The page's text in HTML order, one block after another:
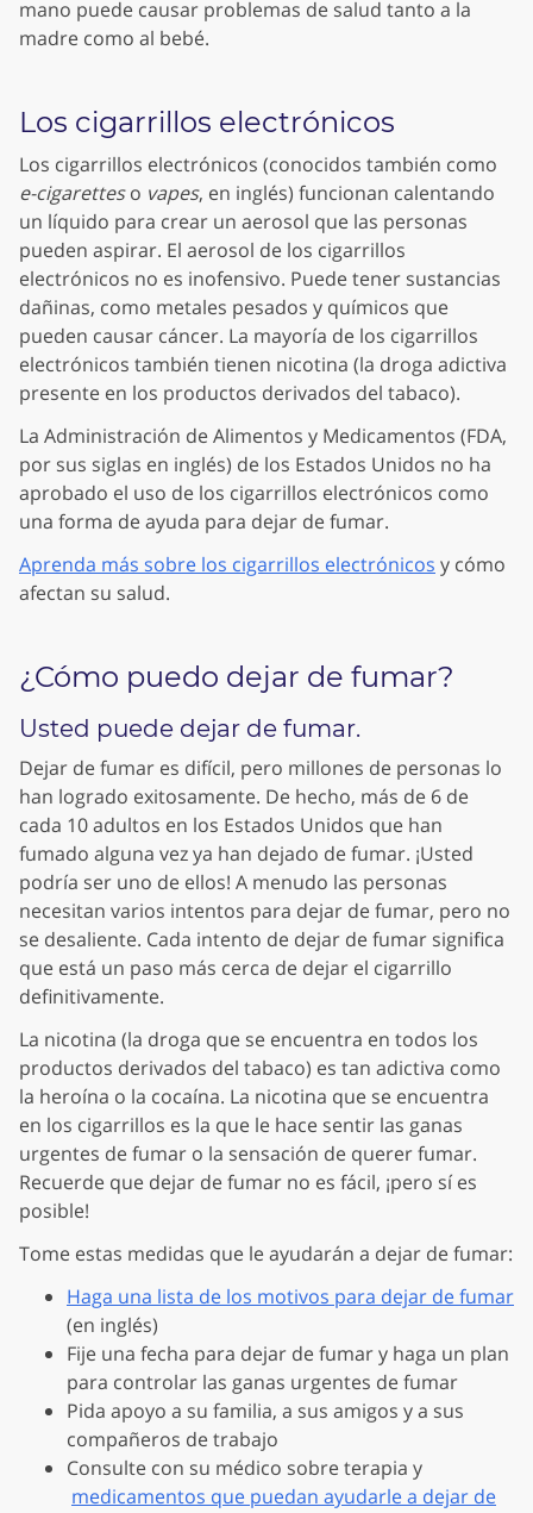
mano puede causar problemas de salud tanto a la
madre como al bebé.
Los cigarrillos electrónicos
Los cigarrillos electrónicos (conocidos también como
e-cigaretteso vapes, en inglés) funcionan calentando
un líquido para crear un aerosol que las personas
pueden aspirar. El aerosol de los cigarrillos
electrónicos no es inofensivo. Puede tener sustancias
dañinas, como metales pesados y químicos que
pueden causar cáncer. La mayoría de los cigarrillos
electrónicos también tienen nicotina (la droga adictiva
presente en los productos derivados del tabaco).
La Administración de Alimentos y Medicamentos (FDA,
por sus siglas en inglés) de los Estados Unidos no ha
aprobado el uso de los cigarrillos electrónicos como
una forma de ayuda para dejar de fumar.
Aprenda más sobre los cigarrillos electrónicos y cómo
afectan su salud.
¿Cómo puedo dejar de fumar?
Usted puede dejar de fumar.
Dejar de fumar es difícil, pero millones de personas lo
han logrado exitosamente. De hecho, más de 6 de
cada 10 adultos en los Estados Unidos que han
fumado alguna vez ya han dejado de fumar. ¡Usted
podría ser uno de ellos! A menudo las personas
necesitan varios intentos para dejar de fumar, pero no
se desaliente. Cada intento de dejar de fumar significa
que está un paso más cerca de dejar el cigarrillo
definitivamente.
La nicotina (la droga que se encuentra en todos los
productos derivados del tabaco) es tan adictiva como
la heroína o la cocaína. La nicotina que se encuentra
en los cigarrillos es la que le hace sentir las ganas
urgentes de fumar o la sensación de querer fumar.
Recuerde que dejar de fumar no es fácil, ¡pero sí es
posible!
Tome estas medidas que le ayudarán a dejar de fumar:
Haga una lista de los motivos para dejar de fumar
(en inglés)
Fije una fecha para dejar de fumar y haga un plan
para controlar las ganas urgentes de fumar
Pida apoyo a su familia, a sus amigos y a sus
compañeros de trabajo
Consulte con su médico sobre terapia y
medicamentos que puedan ayudarle a dejar de